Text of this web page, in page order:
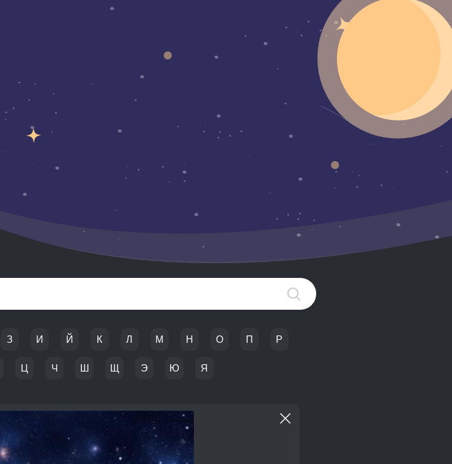
З И Й К Л М Н О П Р
Ц Ч Ш Щ Э Ю Я